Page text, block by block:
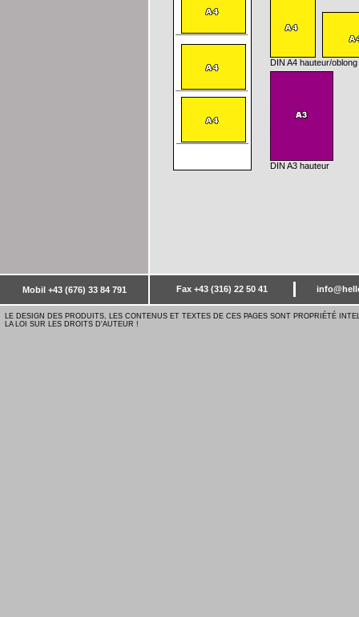
DIN A4 hauteur/oblong
DIN A3 hauteur
Mobil +43 (676) 33 84 791 Fax +43 (316) 22 50 41
LE DESIGN DES PRODUITS, LES CONTENUS ET TEXTES DE CES PAGES SONT PROPRIÉTÉ
LA LOI SUR LES DROITS D'AUTEUR !